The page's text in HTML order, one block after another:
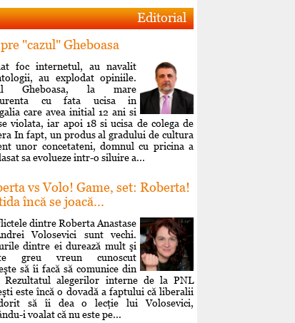
Editorial
"cazul" Gheboasa
foc internetul, au navalit
au explodat opiniile.
Gheboasa, la mare
cu fata ucisa in
care avea initial 12 ani si
violata, iar apoi 18 si ucisa de colega de
In fapt, un produs al gradului de cultura
unor concetateni, domnul cu pricina a
sa evolueze intr-o siluire a...
vs Volo! Game, set: Roberta!
încă se joacă...
dintre Roberta Anastase
Volosevici sunt vechi.
dintre ei durează mult şi
greu vreun cunoscut
să îi facă să comunice din
Rezultatul alegerilor interne de la PNL
este încă o dovadă a faptului că liberalii
să îi dea o lecţie lui Volosevici,
i voalat că nu este pe...